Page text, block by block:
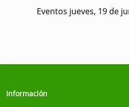
Eventos jueves, 19 de
Información